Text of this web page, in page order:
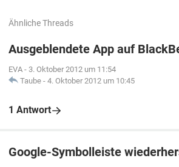
Ähnliche Threads
Ausgeblendete App auf
EVA - 3. Oktober 2012 um 11:54
Taube - 4. Oktober 2012 um 10:45
1 Antwort
Google-Symbolleiste